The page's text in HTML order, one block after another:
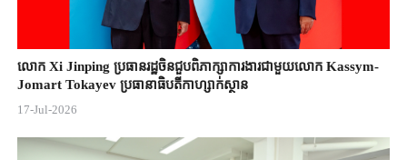
លោក Xi Jinping ប្រធានរដ្ឋចិន​ជួបពិភាក្សា​ការងារជាមួយ​លោក Kassym-
Jomart ​Tokayev ​ប្រធានាធិបតី​កាហ្សាក់ស្ថាន​
17-Jul-2026